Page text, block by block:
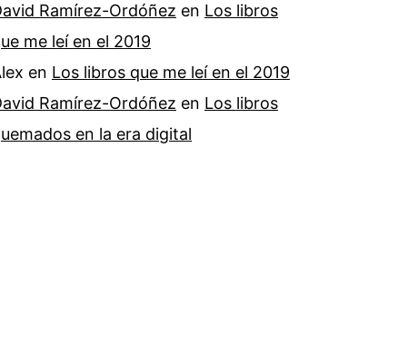
Ramírez-Ordóñez en Los libros
me leí en el 2019
en Los libros que me leí en el 2019
Ramírez-Ordóñez en Los libros
en la era digital